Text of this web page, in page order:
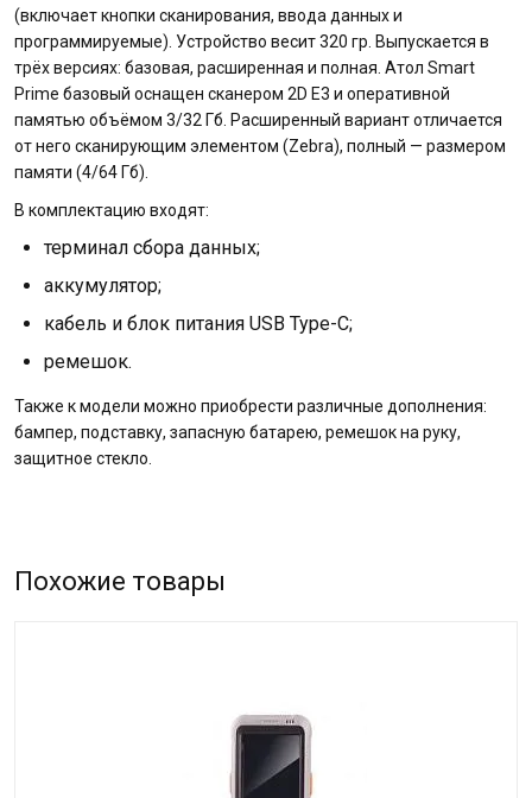
(включает кнопки сканирования, ввода данных и
программируемые). Устройство весит 320 гр. Выпускается в
трёх версиях: базовая, расширенная и полная. Атол Smart
Prime базовый оснащен сканером 2D E3 и оперативной
памятью объёмом 3/32 Гб. Расширенный вариант отличается
от него сканирующим элементом (Zebra), полный — размером
памяти (4/64 Гб).
В комплектацию входят:
терминал сбора данных;
аккумулятор;
кабель и блок питания USB Type-C;
ремешок.
Также к модели можно приобрести различные дополнения:
бампер, подставку, запасную батарею, ремешок на руку,
защитное стекло.
Похожие товары